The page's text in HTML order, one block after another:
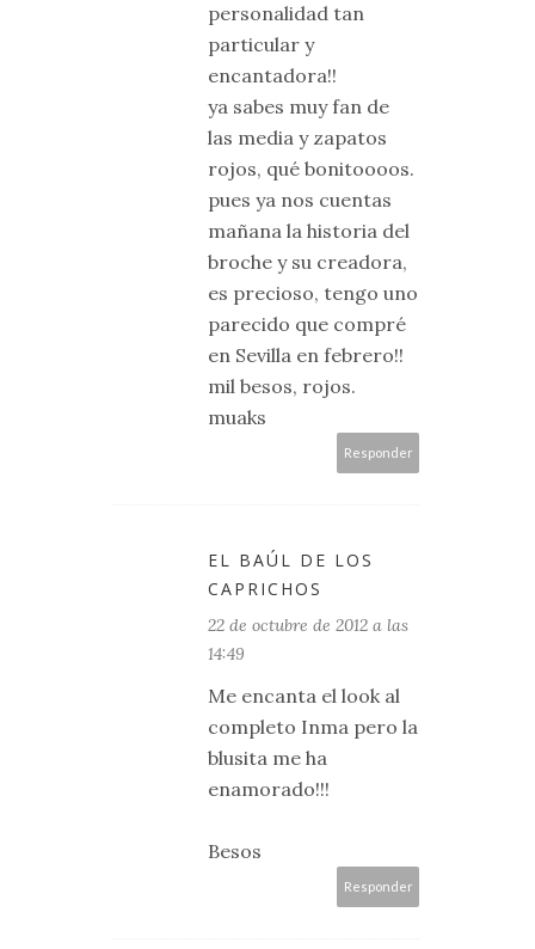
personalidad tan
particular y
encantadora!!
ya sabes muy fan de
las media y zapatos
rojos, qué bonitoooos.
pues ya nos cuentas
mañana la historia del
broche y su creadora,
es precioso, tengo uno
parecido que compré
en Sevilla en febrero!!
mil besos, rojos.
muaks
Responder
EL BAÚL DE LOS
CAPRICHOS
22 de octubre de 2012 a las
14:49
Me encanta el look al
completo Inma pero la
blusita me ha
enamorado!!!
Besos
Responder